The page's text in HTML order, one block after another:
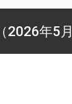
年5月